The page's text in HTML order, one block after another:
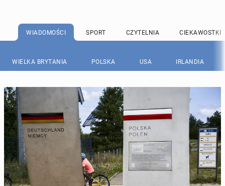
WIADOMOŚCI SPORT CZYTELNIA CIEKAWOSTKI
WIELKA BRYTANIA POLSKA USA IRLANDIA